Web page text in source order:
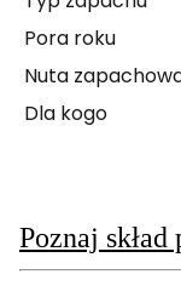
Pora roku
Nuta
Dla kogo
Poznaj skład